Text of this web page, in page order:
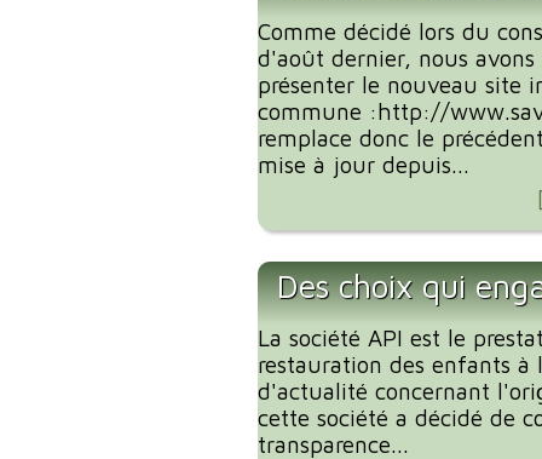
Comme décidé lors du
d'août dernier, nous
présenter le nouveau site
commune :http://
remplace donc le
mise à jour depuis...
Des choix qui
La société API est le
restauration des enfants à
d'actualité concernant
cette société a décidé de
transparence...